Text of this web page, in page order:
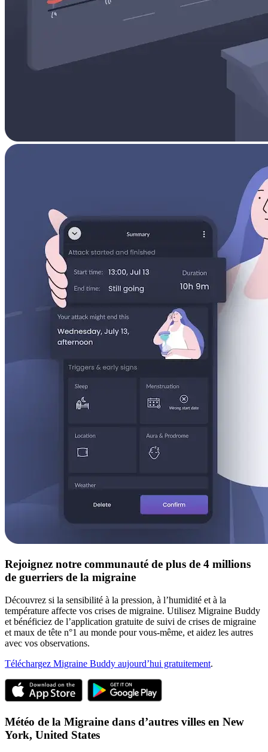
Rejoignez notre communauté de plus de 4 millions
de guerriers de la migraine
Découvrez si la sensibilité à la pression, à l’humidité et à la
température affecte vos crises de migraine. Utilisez Migraine Buddy
et bénéficiez de l’application gratuite de suivi de crises de migraine
et maux de tête n°1 au monde pour vous-même, et aidez les autres
avec vos observations.
Téléchargez Migraine Buddy aujourd’hui gratuitement.
Météo de la Migraine dans d’autres villes en New
York, United States